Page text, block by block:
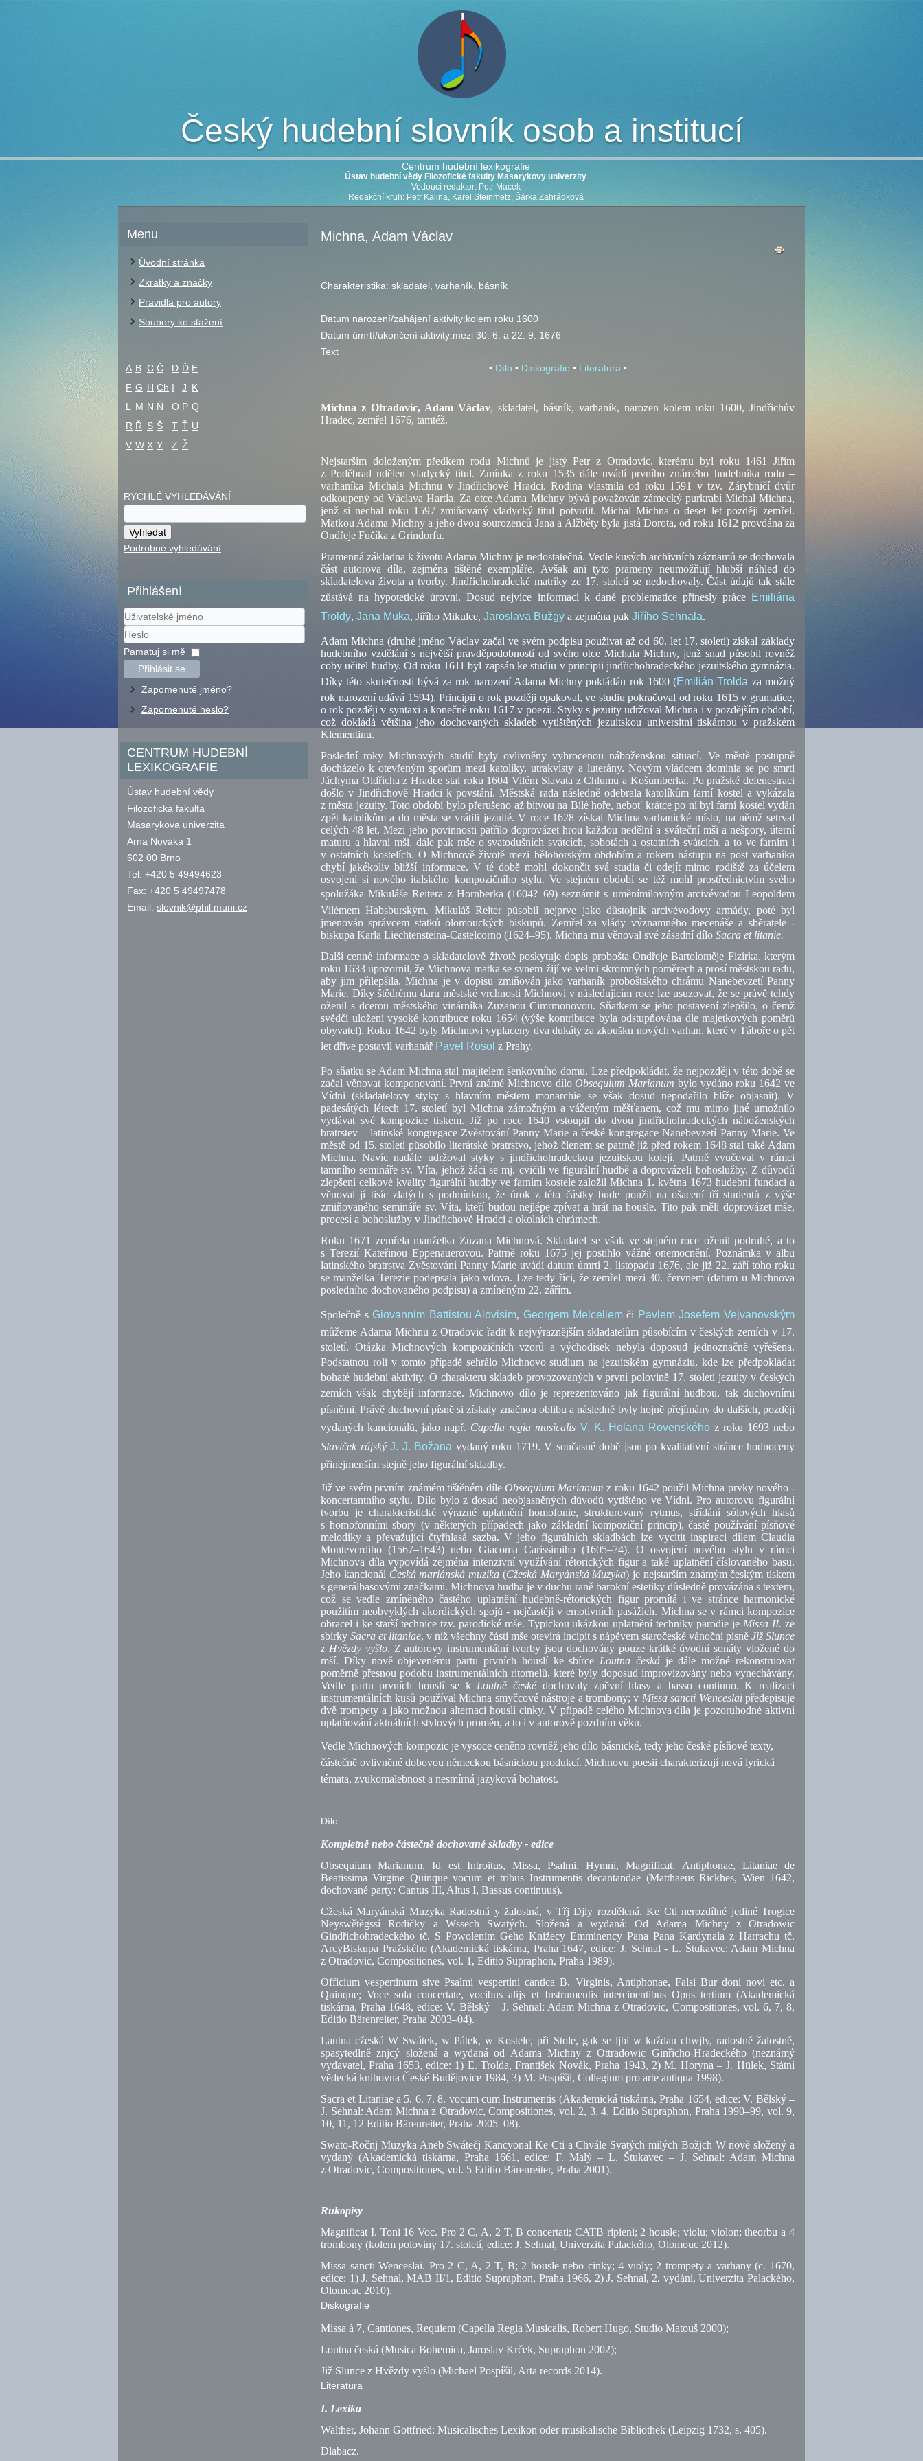
Český hudební slovník osob a institucí
Centrum hudební lexikografie
Ústav hudební vědy Filozofické fakulty Masarykovy univerzity
Vedoucí redaktor: Petr Macek
Redakční kruh: Petr Kalina, Karel Steinmetz, Šárka Zahrádková
Menu
Úvodní stránka
Zkratky a značky
Pravidla pro autory
Soubory ke stažení
A B C Č D Ď E
F G H Ch I J K
L
M N Ň O P Q
R Ř S Š T Ť U
V W X Y Z Ž
RYCHLÉ VYHLEDÁVÁNÍ
Podrobné vyhledávání
Přihlášení
Uživatelské
jméno
Heslo
Pamatuj si mě
Přihlásit se
Zapomenuté jméno?
Zapomenuté heslo?
CENTRUM HUDEBNÍ
LEXIKOGRAFIE
Ústav hudební vědy
Filozofická fakulta
Masarykova univerzita
Arna Nováka 1
602 00 Brno
Tel: +420 5 49494623
Fax: +420 5 49497478
Email: slovnik@phil.muni.cz
Michna, Adam Václav
Charakteristika: skladatel, varhaník, básník
Datum narození/zahájení aktivity:kolem roku 1600
Datum úmrtí/ukončení aktivity:mezi 30. 6. a 22. 9. 1676
Text
• Dílo • Diskografie • Literatura •
Michna z Otradovic, Adam Václav, skladatel, básník, varhaník, narozen kolem roku 1600, Jindřichův
Hradec, zemřel 1676, tamtéž.
Nejstarším doloženým předkem rodu Michnů je jistý Petr z Otradovic, kterému byl roku 1461 Jiřím
z Poděbrad udělen vladycký titul. Zmínka z roku 1535 dále uvádí prvního známého hudebníka rodu –
varhaníka Michala Michnu v Jindřichově Hradci. Rodina vlastnila od roku 1591 v tzv. Zárybničí dvůr
odkoupený od Václava Hartla. Za otce Adama Michny bývá považován zámecký purkrabí Michal Michna,
jenž si nechal roku 1597 zmiňovaný vladycký titul potvrdit. Michal Michna o deset let později zemřel.
Matkou Adama Michny a jeho dvou sourozenců Jana a Alžběty byla jistá Dorota, od roku 1612 provdána za
Ondřeje Fučíka z Grindorfu.
Pramenná základna k životu Adama Michny je nedostatečná. Vedle kusých archivních záznamů se dochovala
část autorova díla, zejména tištěné exempláře. Avšak ani tyto prameny neumožňují hlubší náhled do
skladatelova života a tvorby. Jindřichohradecké matriky ze 17. století se nedochovaly. Část údajů tak stále
zůstává na hypotetické úrovni. Dosud nejvíce informací k dané problematice přinesly práce
Emiliána
Troldy, Jana Muka, Jiřího Mikulce, Jaroslava Bužgy a zejména pak Jiřího Sehnala.
Adam Michna (druhé jméno Václav začal ve svém podpisu používat až od 60. let 17. století) získal základy
hudebního vzdělání s největší pravděpodobností od svého otce Michala Michny, jenž snad působil rovněž
coby učitel hudby. Od roku 1611 byl zapsán ke studiu v principii jindřichohradeckého jezuitského gymnázia.
Díky této skutečnosti bývá za rok narození Adama Michny pokládán rok 1600 (Emilián Trolda za možný
rok narození udává 1594). Principii o rok později opakoval, ve studiu pokračoval od roku 1615 v gramatice,
o rok později v syntaxi a konečně roku 1617 v poezii. Styky s jezuity udržoval Michna i v pozdějším období,
což dokládá většina jeho dochovaných skladeb vytištěných jezuitskou universitní tiskárnou v pražském
Klementinu.
Poslední roky Michnových studií byly ovlivněny vyhrocenou náboženskou situací. Ve městě postupně
docházelo k otevřeným sporům mezi katolíky, utrakvisty a luterány. Novým vládcem dominia se po smrti
Jáchyma Oldřicha z Hradce stal roku 1604 Vilém Slavata z Chlumu a Košumberka. Po pražské defenestraci
došlo v Jindřichově Hradci k povstání. Městská rada následně odebrala katolíkům farní kostel a vykázala
z města jezuity. Toto období bylo přerušeno až bitvou na Bílé hoře, neboť krátce po ní byl farní kostel vydán
zpět katolíkům a do města se vrátili jezuité. V roce 1628 získal Michna varhanické místo, na němž setrval
celých 48 let. Mezi jeho povinnosti patřilo doprovázet hrou každou nedělní a sváteční mši a nešpory, úterní
maturu a hlavní mši, dále pak mše o svatodušních svátcích, sobotách a ostatních svátcích, a to ve farním i
v ostatních kostelích. O Michnově životě mezi bělohorským obdobím a rokem nástupu na post varhaníka
chybí jakékoliv bližší informace. V té době mohl dokončit svá studia či odejít mimo rodiště za účelem
osvojení si nového italského kompozičního stylu. Ve stejném období se též mohl prostřednictvím svého
spolužáka Mikuláše Reitera z Hornberka (1604?–69) seznámit s uměnímilovným arcivévodou Leopoldem
Vilémem Habsburským. Mikuláš Reiter působil nejprve jako důstojník arcivévodovy armády, poté byl
jmenován správcem statků olomouckých biskupů. Zemřel za vlády významného mecenáše a sběratele -
biskupa Karla Liechtensteina-Castelcorno (1624–95). Michna mu věnoval své zásadní dílo Sacra et litanie.
Další cenné informace o skladatelově životě poskytuje dopis probošta Ondřeje Bartoloměje Fizírka, kterým
roku 1633 upozornil, že Michnova matka se synem žijí ve velmi skromných poměrech a prosí městskou radu,
aby jim přilepšila. Michna je v dopisu zmiňován jako varhaník proboštského chrámu Nanebevzetí Panny
Marie. Díky štědrému daru městské vrchnosti Michnovi v následujícím roce lze usuzovat, že se právě tehdy
oženil s dcerou městského vinárníka Zuzanou Cimrmonovou. Sňatkem se jeho postavení zlepšilo, o čemž
svědčí uložení vysoké kontribuce roku 1654 (výše kontribuce byla odstupňována dle majetkových poměrů
obyvatel). Roku 1642 byly Michnovi vyplaceny dva dukáty za zkoušku nových varhan, které v Táboře o pět
let dříve postavil varhanář Pavel Rosol z Prahy.
Po sňatku se Adam Michna stal majitelem šenkovního domu. Lze předpokládat, že nejpozději v této době se
začal věnovat komponování. První známé Michnovo dílo Obsequium Marianum bylo vydáno roku 1642 ve
Vídni (skladatelovy styky s hlavním městem monarchie se však dosud nepodařilo blíže objasnit). V
padesátých létech 17. století byl Michna zámožným a váženým měšťanem, což mu mimo jiné umožnilo
vydávat své kompozice tiskem. Již po roce 1640 vstoupil do dvou jindřichohradeckých náboženských
bratrstev – latinské kongregace Zvěstování Panny Marie a české kongregace Nanebevzetí Panny Marie. Ve
městě od 15. století působilo literátské bratrstvo, jehož členem se patrně již před rokem 1648 stal také Adam
Michna. Navíc nadále udržoval styky s jindřichohradeckou jezuitskou kolejí. Patrně vyučoval v rámci
tamního seminářesv. Víta, jehož žáci se mj. cvičili ve figurální hudbě a doprovázeli bohoslužby. Z důvodů
zlepšení celkové kvality figurální hudby ve farním kostele založil Michna 1. května 1673 hudební fundaci a
věnoval jí tisíc zlatých s podmínkou, že úrok z této částky bude použit na ošacení tří studentů z výše
zmiňovaného semináře sv. Víta, kteří budou nejlépe zpívat a hrát na housle. Tito pak měli doprovázet mše,
procesí a bohoslužby v Jindřichově Hradci a okolních chrámech.
Roku 1671 zemřela manželka Zuzana Michnová. Skladatel se však ve stejném roce oženil podruhé, a to
s Terezií Kateřinou Eppenauerovou. Patrně roku 1675 jej postihlo vážné onemocnění. Poznámka v albu
latinského bratrstva Zvěstování Panny Marie uvádí datum úmrtí 2. listopadu 1676, ale již 22. září toho roku
se manželka Terezie podepsala jako vdova. Lze tedy říci, že zemřel mezi 30. červnem (datum u Michnova
posledního dochovaného podpisu) a zmíněným 22. zářím.
Společně s Giovannim Battistou Alovisim, Georgem Melceliemči Pavlem Josefem Vejvanovským
můžeme Adama Michnu z Otradovic řadit k nejvýraznějším skladatelům působícím v českých zemích v 17.
století. Otázka Michnových kompozičních vzorů a východisek nebyla doposud jednoznačně vyřešena.
Podstatnou roli v tomto případě sehrálo Michnovo studium na jezuitském gymnáziu, kde lze předpokládat
bohaté hudební aktivity. O charakteru skladeb provozovaných v první polovině 17. století jezuity v českých
zemích však chybějí informace.Michnovo dílo je reprezentováno jak figurální hudbou, tak duchovními
písněmi. Právě duchovní písně si získaly značnou oblibu a následně byly hojně přejímány do dalších, později
vydaných kancionálů, jakonapř. Capella regia musicalis V. K. Holana Rovenskéhoz roku 1693 nebo
Slaviček rájský J. J. Božana vydanýroku 1719. V současné době jsou po kvalitativní stránce hodnoceny
přinejmenším stejně jeho figurální skladby.
Již ve svém prvním známém tištěném díle Obsequium Marianum z roku 1642 použil Michna prvky nového -
koncertantního stylu. Dílo bylo z dosud neobjasněných důvodů vytištěno ve Vídni. Pro autorovu figurální
tvorbu je charakteristické výrazné uplatnění homofonie, strukturovaný rytmus, střídání sólových hlasů
s homofonními sbory (v některých případech jako základní kompoziční princip), časté používání písňové
melodiky a převažující čtyřhlasá sazba. V jeho figurálních skladbách lze vycítit inspiraci dílem Claudia
Monteverdiho (1567–1643) nebo Giacoma Carissimiho (1605–74).O osvojení nového stylu v rámci
Michnova díla vypovídá zejména intenzivní využívání rétorických figur a také uplatnění číslovaného basu.
Jeho kancionál Česká mariánská muzika (Cžeská Maryánská Muzyka) je nejstarším známým českým tiskem
s generálbasovými značkami. Michnova hudba je v duchu raně barokní estetiky důsledně provázána s textem,
což se vedle zmíněného častého uplatnění hudebně-rétorických figur promítá i ve stránce harmonické
použitím neobvyklých akordických spojů - nejčastěji v emotivních pasážích. Michna se v rámci kompozice
obracel i ke starší technice tzv. parodické mše. Typickou ukázkou uplatnění techniky parodie je Missa II. ze
sbírky Sacra et litaniae, v níž všechny části mše otevírá incipit s nápěvem staročeské vánoční písně Již Slunce
z Hvězdy vyšlo. Z autorovy instrumentální tvorby jsou dochovány pouze krátké úvodní sonáty vložené do
mší. Díky nově objevenému partu prvních houslí ke sbírce Loutna českáje dále možné rekonstruovat
poměrně přesnou podobu instrumentálních ritornelů, které byly doposud improvizovány nebo vynechávány.
Vedle partu prvních houslí se k Loutně českédochovaly zpěvní hlasy a basso continuo.K realizaci
instrumentálních kusů používal Michna smyčcové nástroje a trombony; v Missa sancti Wenceslaipředepisuje
dvě trompety a jako možnou alternaci houslí cinky. V případě celého Michnova díla je pozoruhodné aktivní
uplatňování aktuálních stylových proměn, a to i v autorově pozdním věku.
Vedle Michnových kompozic je vysoce ceněno rovněž jeho dílo básnické, tedy jeho české písňové texty,
částečně ovlivněné dobovou německou básnickou produkcí. Michnovu poesii charakterizují nová lyrická
témata, zvukomalebnost a nesmírná jazyková bohatost.
Dílo
Kompletně nebo částečně dochované skladby - edice
Obsequium Marianum, Id est Introitus, Missa, Psalmi, Hymni, Magnificat. Antiphonae, Litaniae de
Beatissima Virgine Quinque vocum et tribus Instrumentis decantandae (Matthaeus Rickhes, Wien 1642,
dochované party: Cantus III, Altus I, Bassus continuus).
Cžeská Maryánská Muzyka Radostná y žalostná, v Třj Djly rozdělená. Ke Cti nerozdílné jediné Trogice
Neyswětěgssí Rodičky a Wssech Swatých. Složená a wydaná: Od Adama Michny z Otradowic
Gindřichohradeckého tč. S Powolenim Geho Knižecy Emminency Pana Pana Kardynala z Harrachu tč.
ArcyBiskupa Pražského (Akademická tiskárna, Praha 1647, edice: J. Sehnal - L. Štukavec: Adam Michna
z Otradovic, Compositiones, vol. 1, Editio Supraphon, Praha 1989).
Officium vespertinum sive Psalmi vespertini cantica B. Virginis, Antiphonae, Falsi Bur doni novi etc. a
Quinque; Voce sola concertate, vocibus alijs et Instrumentis intercinentibus Opus tertium (Akademická
tiskárna, Praha 1648, edice: V. Bělský – J. Sehnal: Adam Michna z Otradovic, Compositiones, vol. 6, 7, 8,
Editio Bärenreiter, Praha 2003–04).
Lautna cžeská W Swátek, w Pátek, w Kostele, při Stole, gak se ljbi w každau chwjly, radostně žalostně,
spasytedlně znjcý složená a wydaná od Adama Michny z Ottradowic Ginřicho-Hradeckého (neznámý
vydavatel, Praha 1653, edice: 1) E. Trolda, František Novák, Praha 1943, 2) M. Horyna – J. Hůlek, Státní
vědecká knihovna České Budějovice 1984, 3) M. Pospíšil, Collegium pro arte antiqua 1998).
Sacra et Litaniae a 5. 6. 7. 8. vocum cum Instrumentis (Akademická tiskárna, Praha 1654, edice: V. Bělský –
J. Sehnal: Adam Michna z Otradovic, Compositiones, vol. 2, 3, 4, Editio Supraphon, Praha 1990–99, vol. 9,
10, 11, 12 Editio Bärenreiter, Praha 2005–08).
Swato-Ročnj Muzyka Aneb Swátečj Kancyonal Ke Cti a Chvále Svatých milých Božjch W nově složený a
vydaný (Akademická tiskárna, Praha 1661, edice: F. Malý – L. Štukavec – J. Sehnal: Adam Michna
z Otradovic, Compositiones, vol. 5 Editio Bärenreiter, Praha 2001).
Rukopisy
Magnificat I. Toni 16 Voc. Pro 2 C, A, 2 T, B concertati; CATB ripieni; 2 housle; violu; violon; theorbu a 4
trombony (kolem poloviny 17. století, edice: J. Sehnal, Univerzita Palackého, Olomouc 2012).
Missa sancti Wenceslai. Pro 2 C, A, 2 T, B; 2 housle nebo cinky; 4 violy; 2 trompety a varhany (c. 1670,
edice: 1) J. Sehnal,MAB II/1, Editio Supraphon, Praha 1966, 2) J. Sehnal, 2. vydání, Univerzita Palackého,
Olomouc 2010).
Diskografie
Missa à 7, Cantiones, Requiem (Capella Regia Musicalis, Robert Hugo, Studio Matouš 2000);
Loutna česká (Musica Bohemica, Jaroslav Krček, Supraphon 2002);
Již Slunce z Hvězdy vyšlo (Michael Pospíšil, Arta records 2014).
Literatura
I. Lexika
Walther, Johann Gottfried: Musicalisches Lexikon oder musikalische Bibliothek (Leipzig 1732, s. 405).
Dlabacz.